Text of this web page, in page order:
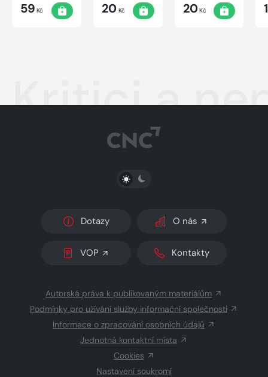
59 Kč 20Kč 20Kč
Kritici a
PŘEPNOUT SVĚTLÝ/TMAVÝ REŽIM
Dotazy O nás
VOP Kontakty
Autorská práva k publikovaným materiálům
Podmínky pro užívání služby informační společnosti
Informace o zpracování osobních údajů
Jednotná kontaktní místa
Cookies
Nastavení soukromí